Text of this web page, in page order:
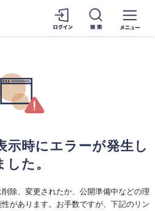
示時にエラーが発生し
した。
除、変更されたか、公開準備中などの理
があります。お手数ですが、下記のリン